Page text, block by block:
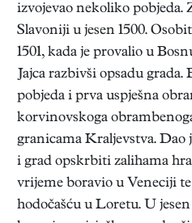
izvojevao nekoliko pobjeda.
Slavoniji u jesen 1500.
1501, kada je provalio u
Jajca razbivši opsadu grada.
pobjeda i prva uspješna
korvinovskoga
granicama Kraljevstva.
i grad opskrbiti zalihama
vrijeme boravio u Veneciji
hodočašću u Loretu. U